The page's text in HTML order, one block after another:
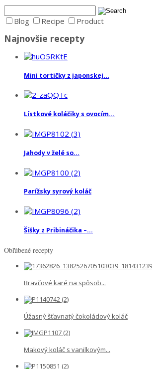
Blog Recipe Product
Najnovšie recepty
Mini tortičky z japonskej...
Lístkové koláčiky s ovocím...
Jahody v želé so...
Parížsky syrový koláč
Šišky z Pribináčika –...
Obľúbené recepty
Bravčové karé na spôsob...
Úžasný šťavnatý čokoládový koláč
Makový koláč s vanilkovým...